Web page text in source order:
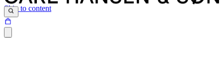
Skip to content